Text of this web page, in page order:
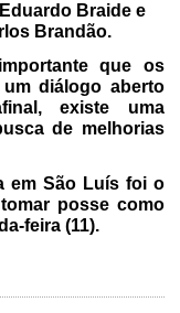
Braide e
Brandão.
que os
diálogo aberto
existe uma
de melhorias
em São Luís foi o
posse como
feira (11).